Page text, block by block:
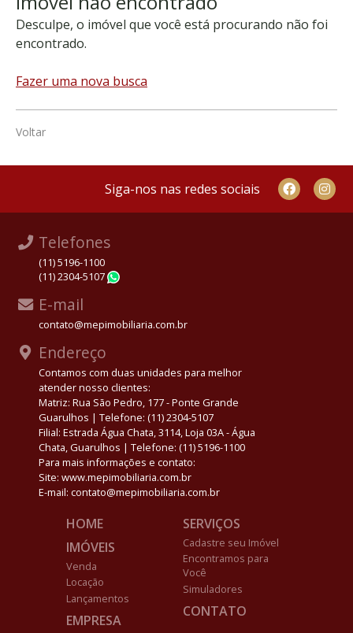
Desculpe, o imóvel que você está procurando não foi
encontrado.
Fazer uma nova busca
Voltar
Siga-nos nas redes sociais
Telefones
(11) 5196-1100
(11) 2304-5107
E-mail
contato@mepimobiliaria.com.br
Endereço
Contamos com duas unidades para melhor
atender nosso clientes:
Matriz: Rua São Pedro, 177 - Ponte Grande
Guarulhos | Telefone: (11) 2304-5107
Filial: Estrada Água Chata, 3114, Loja 03A - Água
Chata, Guarulhos | Telefone: (11) 5196-1100
Para mais informações e contato:
Site: www.mepimobiliaria.com.br
E-mail: contato@mepimobiliaria.com.br
HOME
IMÓVEIS
Venda
Locação
Lançamentos
EMPRESA
SERVIÇOS
Cadastre seu Imóvel
Encontramos para
Você
Simuladores
CONTATO